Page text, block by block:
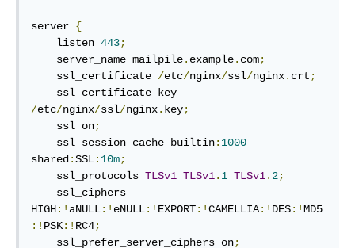
server {
    listen
443;
    server_name mailpile
. example. com;
    ssl_certificate
/etc/nginx/ssl/nginx. crt ;
/etc/nginx/ssl/nginx. key;
    ssl on
;
    ssl_session_cache builtin
: 1000
shared :SSL: 10m;
    ssl_protocols
TLSv1 TLSv1. 1 TLSv1. 2;
HIGH:! aNULL:! eNULL:! EXPORT:!CAMELLIA:! DES:!MD5
:! PSK:! RC4;
    ssl_prefer_server_ciphers on
;